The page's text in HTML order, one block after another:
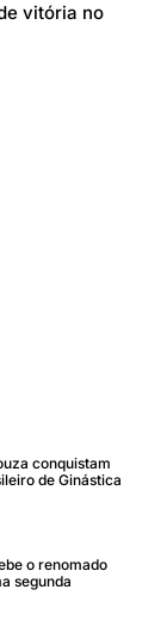
vitória no
conquistam
de Ginástica
o renomado
segunda